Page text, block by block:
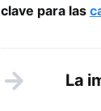
clave para las
La